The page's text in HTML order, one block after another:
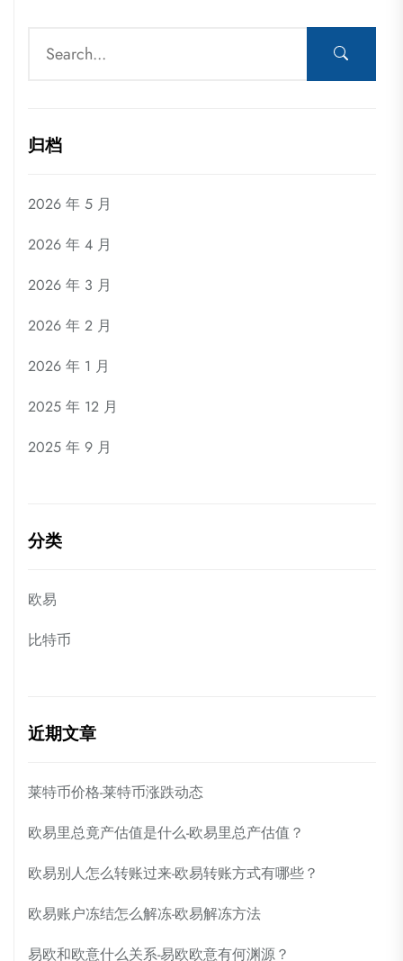
归档
2026 年 5 月
2026 年 4 月
2026 年 3 月
2026 年 2 月
2026 年 1 月
2025 年 12 月
2025 年 9 月
分类
欧易
比特币
近期文章
莱特币价格-莱特币涨跌动态
欧易里总竟产估值是什么-欧易里总产估值？
欧易别人怎么转账过来-欧易转账方式有哪些？
欧易账户冻结怎么解冻-欧易解冻方法
易欧和欧意什么关系-易欧欧意有何渊源？